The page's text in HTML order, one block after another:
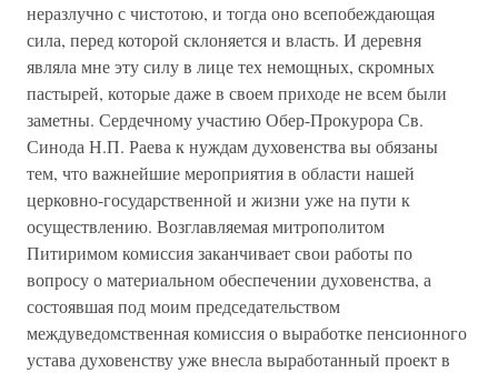
неразлучно с чистотою, и тогда оно всепобеждающая
сила, перед которой склоняется и власть. И деревня
являла мне эту силу в лице тех немощных, скромных
пастырей, которые даже в своем приходе не всем были
заметны. Сердечному участию Обер-Прокурора Св.
Синода Н.П. Раева к нуждам духовенства вы обязаны
тем, что важнейшие мероприятия в области нашей
церковно-государственной и жизни уже на пути к
осуществлению. Возглавляемая митрополитом
Питиримом комиссия заканчивает свои работы по
вопросу о материальном обеспечении духовенства, а
состоявшая под моим председательством
междуведомственная комиссия о выработке пенсионного
устава духовенству уже внесла выработанный проект в